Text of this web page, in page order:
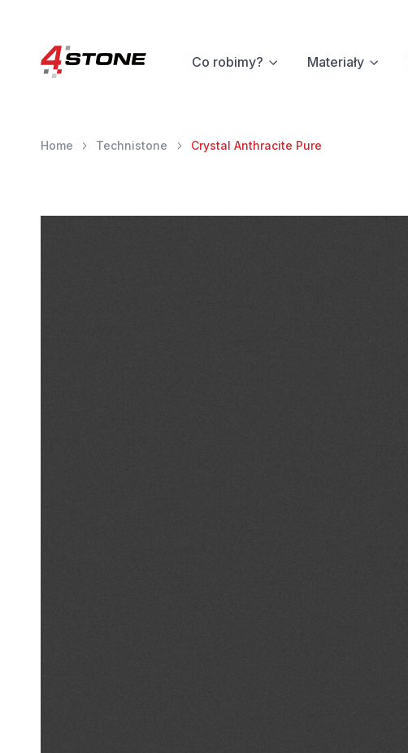
Co robimy? Materiały
Home Technistone Crystal Anthracite Pure